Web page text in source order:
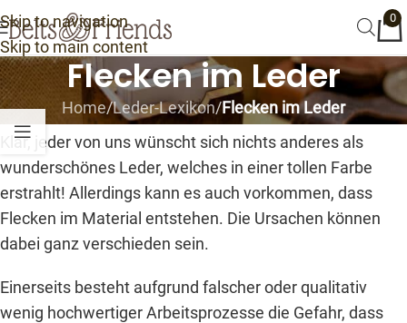
Skip to navigation
Skip to main content
0
Flecken im Leder
Home/Leder-Lexikon/Flecken im Leder
Klar, jeder von uns wünscht sich nichts anderes als
wunderschönes Leder, welches in einer tollen Farbe
erstrahlt! Allerdings kann es auch vorkommen, dass
Flecken im Material entstehen. Die Ursachen können
dabei ganz verschieden sein.
Einerseits besteht aufgrund falscher oder qualitativ
wenig hochwertiger Arbeitsprozesse die Gefahr, dass